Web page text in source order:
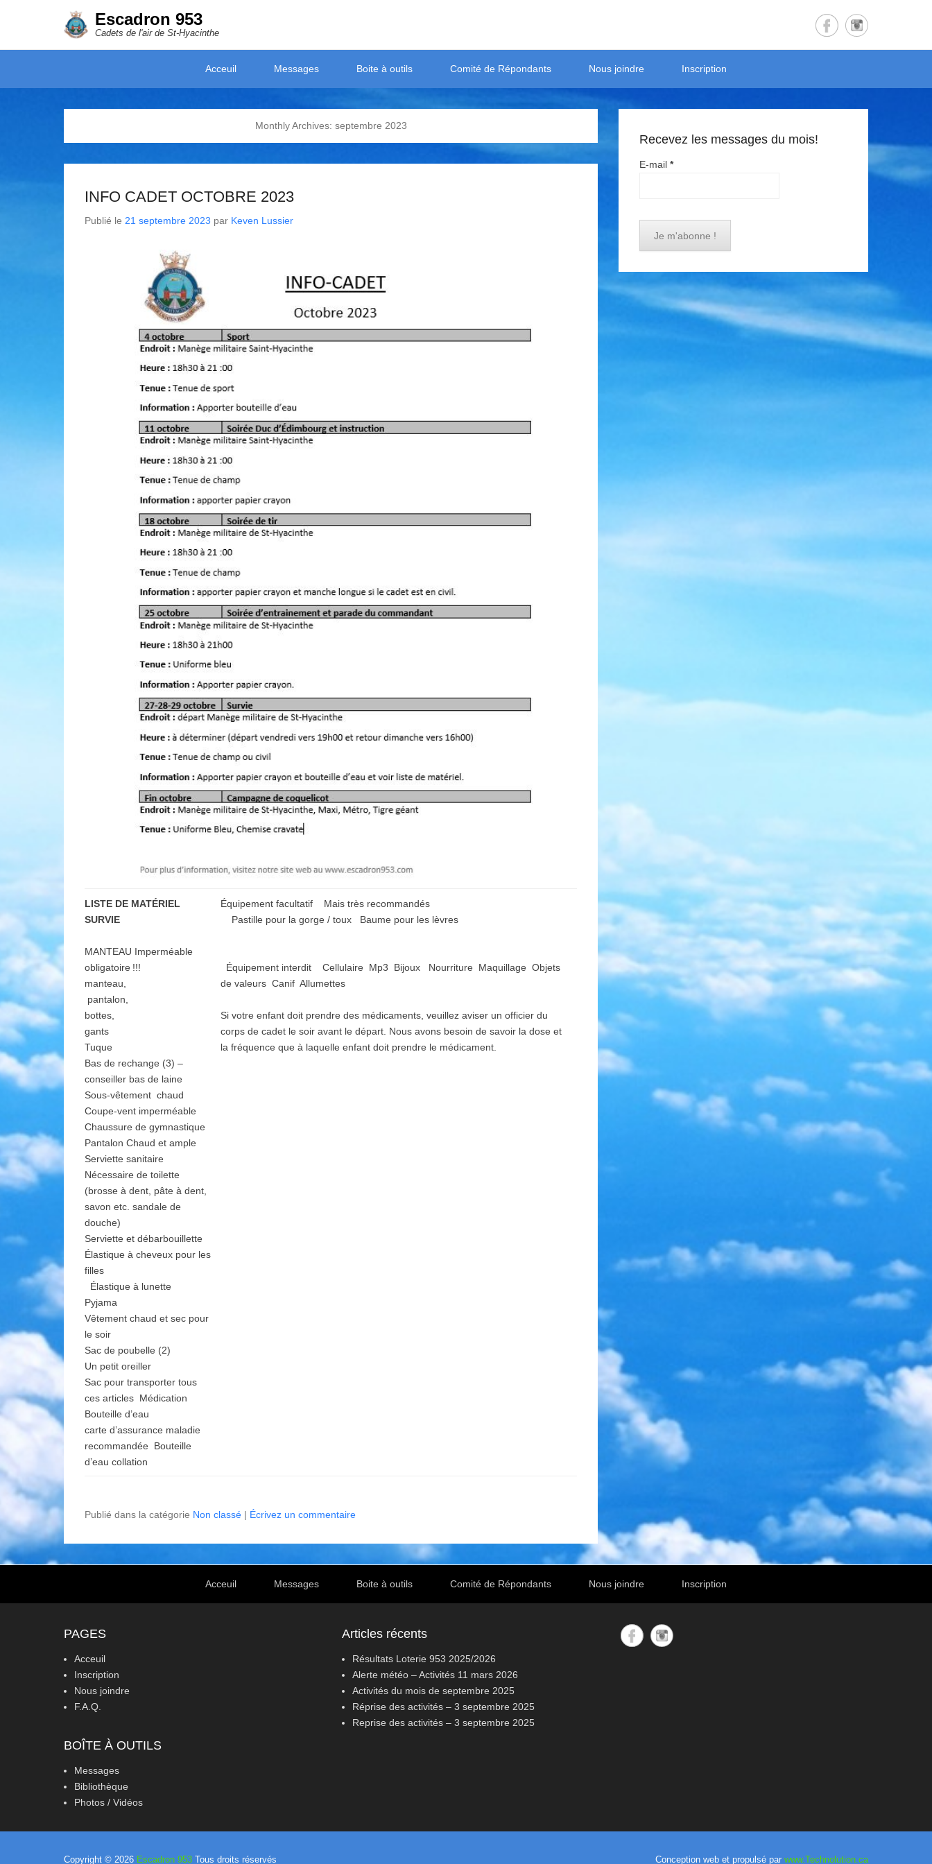
Escadron 953
Cadets de l'air de St-Hyacinthe
Acceuil
Messages Boite à outils Comité de Répondants Nous joindre Inscription
Monthly Archives: septembre 2023
INFO CADET OCTOBRE 2023
Publié le 21 septembre 2023 par Keven Lussier
LISTE DE MATÉRIEL
SURVIE
MANTEAU Imperméable
obligatoire !!!
manteau,
pantalon,
bottes,
gants
Tuque
Bas de rechange (3) –
conseiller bas de laine
Sous-vêtement chaud
Coupe-vent imperméable
Chaussure de gymnastique
Pantalon Chaud et ample
Serviette sanitaire
Nécessaire de toilette
(brosse à dent, pâte à dent,
savon etc. sandale de
douche)
Serviette et débarbouillette
Élastique à cheveux pour les
filles
Élastique à lunette
Pyjama
Vêtement chaud et sec pour
le soir
Sac de poubelle (2)
Un petit oreiller
Sac pour transporter tous
ces articles Médication
Bouteille d’eau
carte d’assurance maladie
recommandée Bouteille
d’eau collation
Équipement facultatif Mais très recommandés
Pastille pour la gorge / toux Baume pour les lèvres
Équipement interdit Cellulaire Mp3 Bijoux Nourriture Maquillage Objets
de valeurs Canif Allumettes
Si votre enfant doit prendre des médicaments, veuillez aviser un officier du
corps de cadet le soir avant le départ. Nous avons besoin de savoir la dose et
la fréquence que à laquelle enfant doit prendre le médicament.
Publié dans la catégorie Non classé | Écrivez un commentaire
Recevez les messages du mois!
E-mail *
Acceuil
Messages Boite à outils Comité de Répondants Nous joindre Inscription
PAGES
Acceuil
Inscription
Nous joindre
F.A.Q.
BOÎTE À OUTILS
Messages
Bibliothèque
Photos / Vidéos
Articles récents
Résultats Loterie 953 2025/2026
Alerte météo – Activités 11 mars 2026
Activités du mois de septembre 2025
Réprise des activités – 3 septembre 2025
Reprise des activités – 3 septembre 2025
Copyright © 2026 Escadron 953 Tous droits réservés Conception web et propulsé par www.Technolution.ca